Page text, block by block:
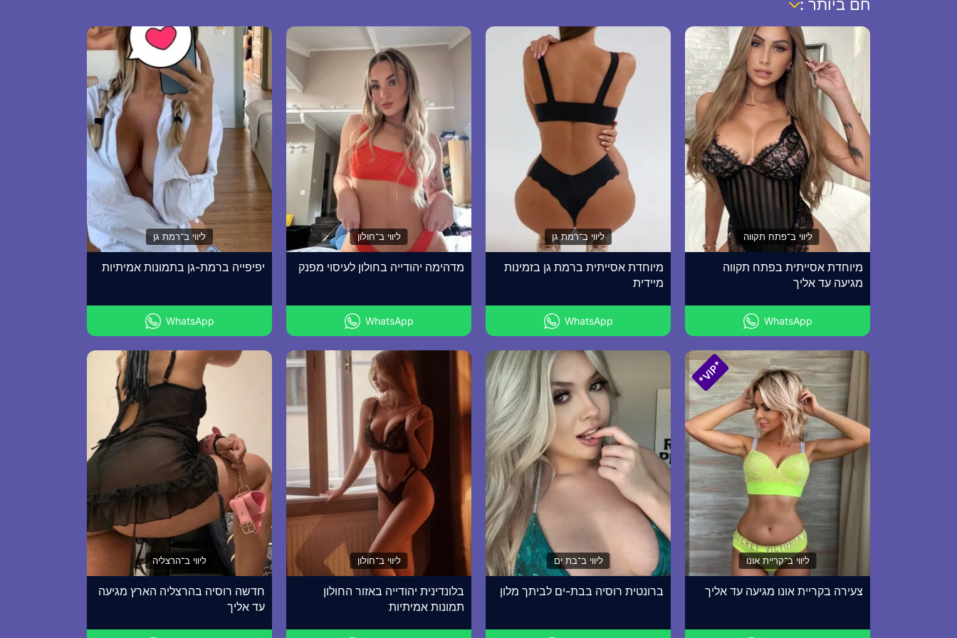
חם ביותר :
ליווי ב־פתח תקווה
מיוחדת אסייתית בפתח תקווה
מגיעה עד אליך
WhatsApp
ליווי ב־רמת גן
מיוחדת אסייתית ברמת גן בזמינות
מיידית
WhatsApp
ליווי ב־חולון
מדהימה יהודייה בחולון לעיסוי מפנק
WhatsApp
ליווי ב־רמת גן
יפיפייה ברמת-גן בתמונות אמיתיות
WhatsApp
*VIP*
ליווי ב־קריית אונו
צעירה בקריית אונו מגיעה עד אליך
ליווי ב־בת ים
ברונטית רוסיה בבת-ים לביתך מלון
ליווי ב־חולון
בלונדינית יהודייה באזור החולון
תמונות אמיתיות
ליווי ב־הרצליה
חדשה רוסיה בהרצליה הארץ מגיעה
עד אליך